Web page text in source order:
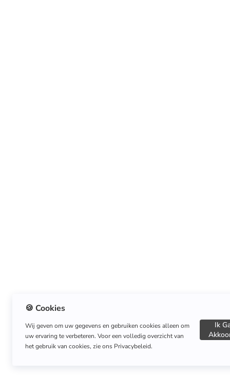
🍪 Cookies
Wij geven om uw gegevens en gebruiken cookies alleen om
uw ervaring te verbeteren. Voor een volledig overzicht van
het gebruik van cookies, zie ons Privacybeleid.
Ik